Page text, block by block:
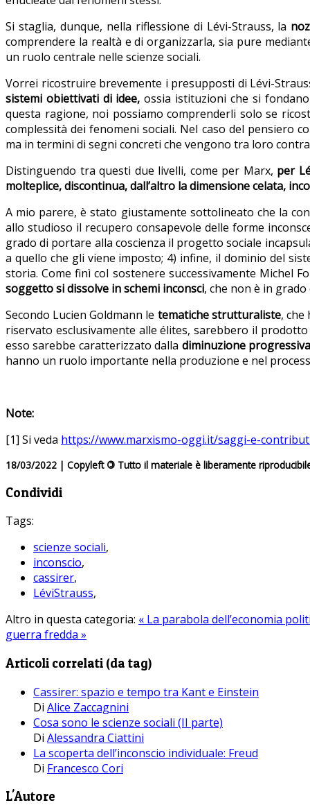
Si staglia, dunque, nella riflessione di Lévi-Strauss, la
comprendere la realtà e di organizzarla, sia pure
un ruolo centrale nelle scienze sociali.
Vorrei ricostruire brevemente i presupposti di Lévi-
sistemi obiettivati di idee,ossia istituzioni che si
questa ragione, noi possiamo comprenderli solo se
complessità dei fenomeni sociali. Nel caso del pensiero
ma in termini di segni concreti che vengono tra loro
Distinguendo tra questi due livelli, come per Marx, per
molteplice, discontinua, dall’altro la dimensione celata,
A mio parere, è stato giustamente sottolineato che la
allo studioso il recupero consapevole delle forme
grado di portare alla coscienza il progetto sociale
a quello che gli viene imposto; 4) infine, il dominio del
storia. Come finì col sostenere successivamente Michel
soggetto si dissolve in schemi inconsci, che non è in
Secondo Lucien Goldmann le tematiche strutturaliste, che
riservato esclusivamente alle élites, sarebbero il
esso sarebbe caratterizzato dalla diminuzione
hanno un ruolo importante nella produzione e nel
Note:
[1] Si veda https://www.marxismo-oggi.it/saggi-e-
18/03/2022 | Copyleft © Tutto il materiale è liberamente
Condividi
Tags:
scienze sociali,
inconscio,
cassirer,
LéviStrauss,
Altro in questa categoria: « La parabola dell’economia
guerra fredda »
Articoli correlati (da tag)
Cassirer: spazio e tempo tra Kant e Einstein
Di Alice Zaccagnini
Cosa sono le scienze sociali (II parte)
Di Alessandra Ciattini
La scoperta dell’inconscio individuale: Freud
Di Francesco Cori
L'Autore